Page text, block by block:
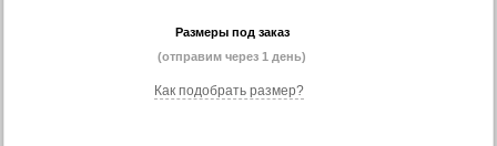
Размеры под заказ
(отправим через 1 день)
Как подобрать размер?